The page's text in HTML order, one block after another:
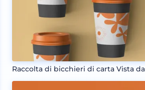
Raccolta di bicchieri di carta Vista